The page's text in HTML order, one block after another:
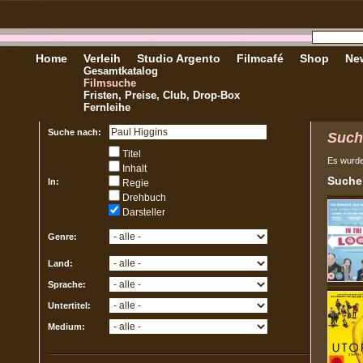
Home Verleih
Gesamtkatalog
Filmsuche
Fristen, Preise, Club, Drop-Box
Fernleihe
Studio Argento Filmcafé Shop
Suche nach:
In:
Titel
Inhalt
Regie
Drehbuch
Darsteller
Genre:
Land:
Sprache:
Untertitel:
Medium:
Es